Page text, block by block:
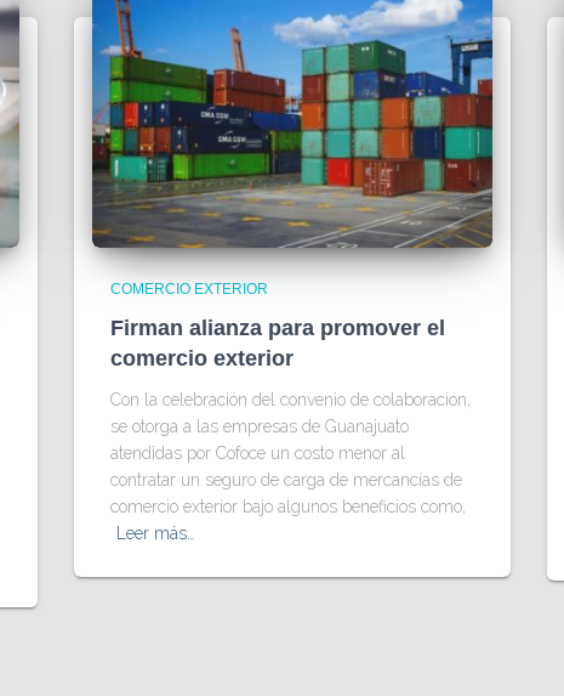
COMERCIO EXTERIOR
Firman alianza para promover el
comercio exterior
Con la celebración del convenio de colaboración,
se otorga a las empresas de Guanajuato
atendidas por Cofoce un costo menor al
contratar un seguro de carga de mercancías de
comercio exterior bajo algunos beneficios como,
Leer más…